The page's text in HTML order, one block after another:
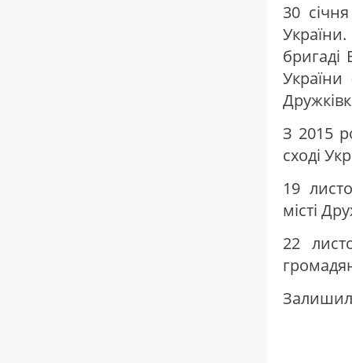
30
бригаді
З 2015
сході
19
місті
22